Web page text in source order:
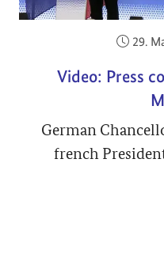
29.
Video: Press
German
french